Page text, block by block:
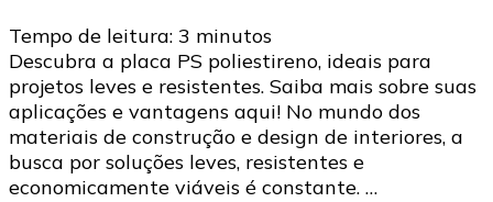
Tempo de leitura: 3 minutos
Descubra a placa PS poliestireno, ideais para
projetos leves e resistentes. Saiba mais sobre suas
aplicações e vantagens aqui! No mundo dos
materiais de construção e design de interiores, a
busca por soluções leves, resistentes e
economicamente viáveis ​​é constante. …